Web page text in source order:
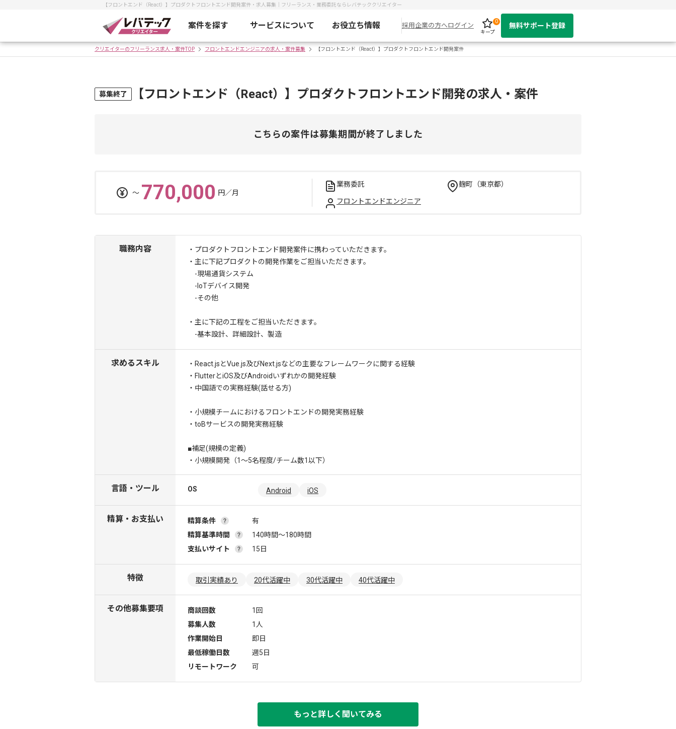
【フロントエンド（React）】プロダクトフロントエンド開発案件・求人募集｜フリーランス・業務委託ならレバテッククリエイター
案件を探す サービスについて お役立ち情報 採用企業の方へログイン
キープ
0
無料サポート登録
クリエイターのフリーランス求人・案件TOP フロントエンドエンジニアの求人・案件募集 【フロントエンド（React）】プロダクトフロントエンド開発案件
募集終了 【フロントエンド（React）】プロダクトフロントエンド開発の求人・案件
こちらの案件は募集期間が終了しました
〜 770,000 円／月
業務委託 麹町（東京都）
フロントエンドエンジニア
職務内容
・プロダクトフロントエンド開発案件に携わっていただきます。
・主に下記プロダクトの開発作業をご担当いただきます。
-現場通貨システム
-IoTデバイス開発
-その他
・主に下記の工程をご担当いただきます。
-基本設計、詳細設計、製造
求めるスキル
・React.jsとVue.js及びNext.jsなどの主要なフレームワークに関する経験
・FlutterとiOS及びAndroidいずれかの開発経験
・中国語での実務経験(話せる方)
・小規模チームにおけるフロントエンドの開発実務経験
・toBサービスの開発実務経験
■補足(規模の定義)
・小規模開発（1〜5名程度/チーム数1以下）
言語・ツール OS Android iOS
精算・お支払い 精算条件
有
精算基準時間
140時間〜180時間
支払いサイト
15日
特徴 取引実績あり 20代活躍中 30代活躍中 40代活躍中
その他募集要項 商談回数
1回
募集人数
1人
作業開始日
即日
最低稼働日数
週5日
リモートワーク
可
もっと詳しく聞いてみる